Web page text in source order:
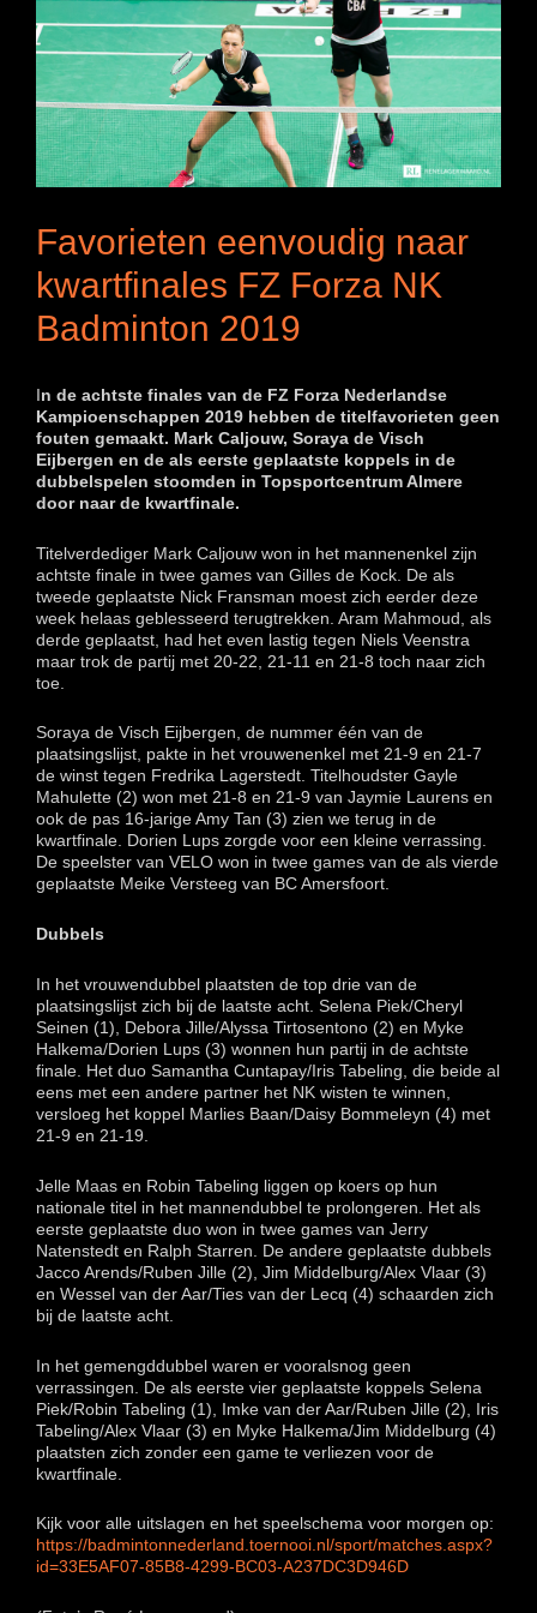
Favorieten eenvoudig naar
kwartfinales FZ Forza NK
Badminton 2019
In de achtste finales van de FZ Forza Nederlandse
Kampioenschappen 2019 hebben de titelfavorieten geen
fouten gemaakt. Mark Caljouw, Soraya de Visch
Eijbergen en de als eerste geplaatste koppels in de
dubbelspelen stoomden in Topsportcentrum Almere
door naar de kwartfinale.
Titelverdediger Mark Caljouw won in het mannenenkel zijn
achtste finale in twee games van Gilles de Kock. De als
tweede geplaatste Nick Fransman moest zich eerder deze
week helaas geblesseerd terugtrekken. Aram Mahmoud, als
derde geplaatst, had het even lastig tegen Niels Veenstra
maar trok de partij met 20-22, 21-11 en 21-8 toch naar zich
toe.
Soraya de Visch Eijbergen, de nummer één van de
plaatsingslijst, pakte in het vrouwenenkel met 21-9 en 21-7
de winst tegen Fredrika Lagerstedt. Titelhoudster Gayle
Mahulette (2) won met 21-8 en 21-9 van Jaymie Laurens en
ook de pas 16-jarige Amy Tan (3) zien we terug in de
kwartfinale. Dorien Lups zorgde voor een kleine verrassing.
De speelster van VELO won in twee games van de als vierde
geplaatste Meike Versteeg van BC Amersfoort.
Dubbels
In het vrouwendubbel plaatsten de top drie van de
plaatsingslijst zich bij de laatste acht. Selena Piek/Cheryl
Seinen (1), Debora Jille/Alyssa Tirtosentono (2) en Myke
Halkema/Dorien Lups (3) wonnen hun partij in de achtste
finale. Het duo Samantha Cuntapay/Iris Tabeling, die beide al
eens met een andere partner het NK wisten te winnen,
versloeg het koppel Marlies Baan/Daisy Bommeleyn (4) met
21-9 en 21-19.
Jelle Maas en Robin Tabeling liggen op koers op hun
nationale titel in het mannendubbel te prolongeren. Het als
eerste geplaatste duo won in twee games van Jerry
Natenstedt en Ralph Starren. De andere geplaatste dubbels
Jacco Arends/Ruben Jille (2), Jim Middelburg/Alex Vlaar (3)
en Wessel van der Aar/Ties van der Lecq (4) schaarden zich
bij de laatste acht.
In het gemengddubbel waren er vooralsnog geen
verrassingen. De als eerste vier geplaatste koppels Selena
Piek/Robin Tabeling (1), Imke van der Aar/Ruben Jille (2), Iris
Tabeling/Alex Vlaar (3) en Myke Halkema/Jim Middelburg (4)
plaatsten zich zonder een game te verliezen voor de
kwartfinale.
Kijk voor alle uitslagen en het speelschema voor morgen op:
https://badmintonnederland.toernooi.nl/sport/matches.aspx?
id=33E5AF07-85B8-4299-BC03-A237DC3D946D